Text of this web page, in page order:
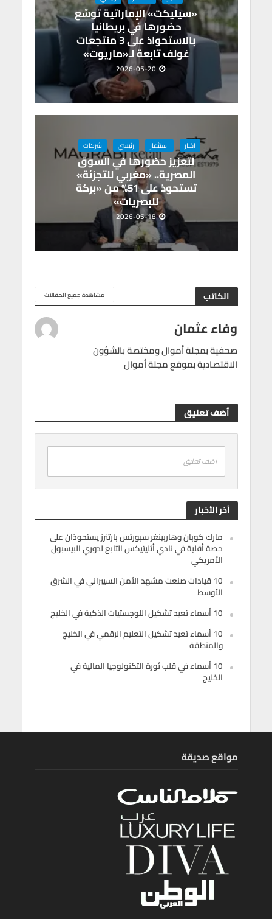
«سيليكت» الإماراتية توسّع
حضورها في بريطانيا
بالاستحواذ على 3 منتجعات
غولف تابعة لـ«ماريوت»
2026-05-20
اخبار استثمار رئيسي شركات
لتعزيز حضورها في السوق
المصرية.. «مغربي للتجزئة»
تستحوذ على 51% من «بركة
للبصريات»
2026-05-18
الكاتب مشاهدة جميع المقالات
وفاء عثمان
صحفية بمجلة أموال ومختصة بالشؤون
الاقتصادية بموقع مجلة أموال
أضف تعليق
اضف تعليق
أخر الأخبار
مارك كوبان وهاربينغر سبورتس بارتنرز يستحوذان على
حصة أقلية في نادي أثليتيكس التابع لدوري البيسبول
الأمريكي
10 قيادات صنعت مشهد الأمن السيبراني في الشرق
الأوسط
10 أسماء تعيد تشكيل اللوجستيات الذكية في الخليج
10 أسماء تعيد تشكيل التعليم الرقمي في الخليج
والمنطقة
10 أسماء في قلب ثورة التكنولوجيا المالية في
الخليج
مواقع صديقة